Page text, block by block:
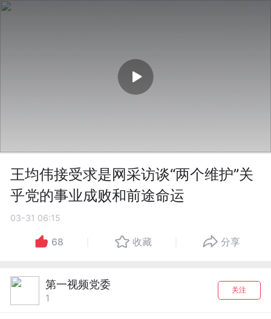
王均伟接受求是网采访谈“两个维护”关
乎党的事业成败和前途命运
03-31 06:15
68 收藏 分享
第一视频党委
1
关注